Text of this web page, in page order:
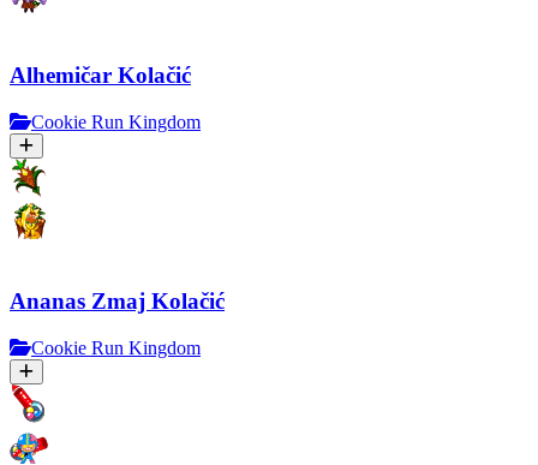
Alhemičar Kolačić
Cookie Run Kingdom
Ananas Zmaj Kolačić
Cookie Run Kingdom